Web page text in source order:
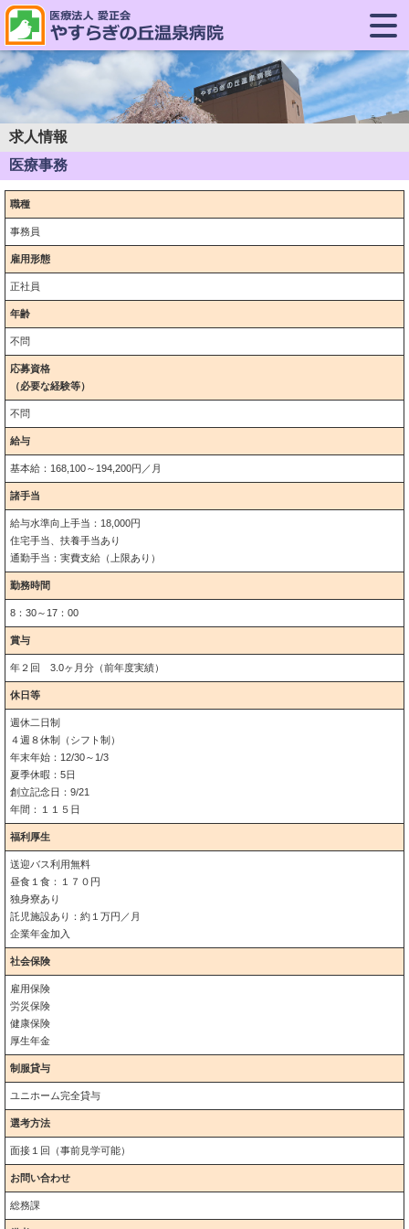
求人情報
医療事務
職種
事務員
雇用形態
正社員
年齢
不問
応募資格
（必要な経験等）
不問
給与
基本給：168,100～194,200円／月
諸手当
給与水準向上手当：18,000円
住宅手当、扶養手当あり
通勤手当：実費支給（上限あり）
勤務時間
8：30～17：00
賞与
年２回 3.0ヶ月分（前年度実績）
休日等
週休二日制
４週８休制（シフト制）
年末年始：12/30～1/3
夏季休暇：5日
創立記念日：9/21
年間：１１５日
福利厚生
送迎バス利用無料
昼食１食：１７０円
独身寮あり
託児施設あり：約１万円／月
企業年金加入
社会保険
雇用保険
労災保険
健康保険
厚生年金
制服貸与
ユニホーム完全貸与
選考方法
面接１回（事前見学可能）
お問い合わせ
総務課